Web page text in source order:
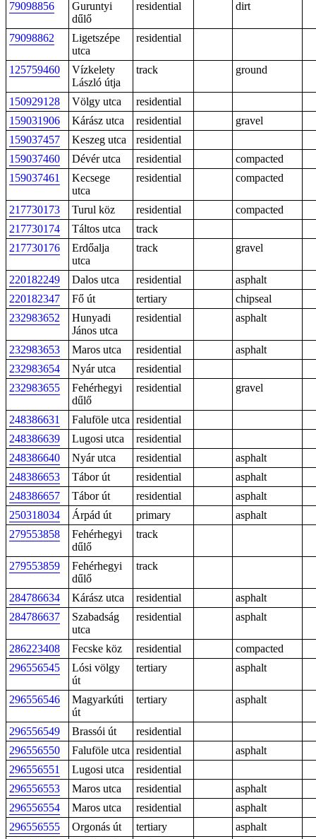
79098856
Guruntyi
dűlő
residential dirt
79098862
Ligetszépe
utca
residential
125759460
Vízkelety
László útja
track ground
150929128 Völgy utca
residential
159031906
Kárász utca residential
gravel
159037457
Keszeg utca
residential
159037460
Dévér utca residential
compacted
159037461
Kecsege
utca
residential compacted
217730173 Turul köz residential
compacted
217730174
Táltos utca
track
217730176
Erdőalja
utca
track gravel
220182249 Dalos utca residential
asphalt
220182347
Fő út tertiary
chipseal
232983652
Hunyadi
János utca
residential asphalt
232983653 Maros utca residential
asphalt
232983654
Nyár utca
residential
232983655
Fehérhegyi
dűlő
residential gravel
248386631 Faluföle utca residential
248386639
Lugosi utca
residential
248386640
Nyár utca residential
asphalt
248386653
Tábor út residential
asphalt
248386657
Tábor út residential
asphalt
250318034
Árpád út primary
asphalt
279553858
Fehérhegyi
dűlő
track
279553859
Fehérhegyi
dűlő
track
284786634 Kárász utca residential
asphalt
284786637
Szabadság
utca
residential asphalt
286223408 Fecske köz residential
compacted
296556545
Lósi völgy
út
tertiary asphalt
296556546
Magyarkúti
út
tertiary asphalt
296556549 Brassói út
residential
296556550
Faluföle utca residential
asphalt
296556551
Lugosi utca
residential
296556553
Maros utca residential
asphalt
296556554
Maros utca residential
asphalt
296556555
Orgonás út tertiary
asphalt